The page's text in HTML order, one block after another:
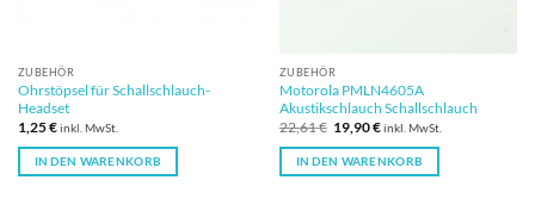
ZUBEHÖR
Ohrstöpsel für Schallschlauch-
Headset
1,25€inkl. MwSt.
IN DEN WARENKORB
ZUBEHÖR
Motorola PMLN4605A
Akustikschlauch Schallschlauch
22,61€ Ursprünglicher
Preis
war:
22,61 €
19,90€Aktueller
ist:
19,90 €.
inkl. MwSt.
IN DEN WARENKORB